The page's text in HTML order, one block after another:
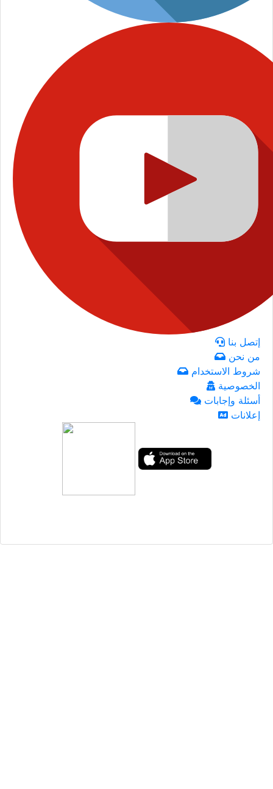
إتصل بنا
من نحن
شروط الاستخدام
الخصوصية
أسئلة وإجابات
إعلانات